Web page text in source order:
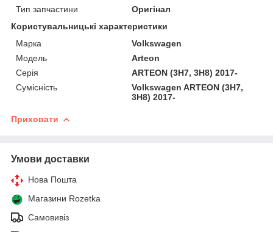
Тип запчастини
Оригінал
Користувальницькі характеристики
Марка
Volkswagen
Мoдель
Arteon
Серія
ARTEON (3H7, 3H8) 2017-
Сумісність
Volkswagen ARTEON (3H7,
3H8) 2017-
Приховати
Умови доставки
Нова Пошта
Магазини Rozetka
Самовивіз